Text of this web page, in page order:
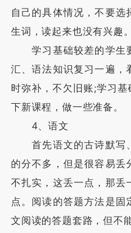
自己的具体情况，不要选
生词，读起来也没有兴趣。
学习基础较差的学生
汇、语法知识复习一遍，
时弥补，不欠旧账;学习
下新课程，做一些准备。
4、语文
首先语文的古诗默写
的分不多，但是很容易丢
不扎实，这丢一点，那丢
点。阅读的答题方法是固
文阅读的答题套路，但不